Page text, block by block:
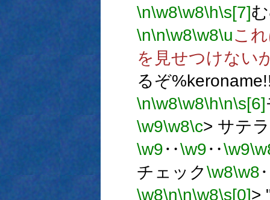
\n\w8\w8\h\s[7]
\n\n\w8\w8\uこ
を見せつけない
るぞ
\n\w8\w8\h\n\s[6]
\w9\w8\c> サテ
\w9‥\w9‥\w9
チェック\w8\w8
\w8\n\n\w8\s[0]>